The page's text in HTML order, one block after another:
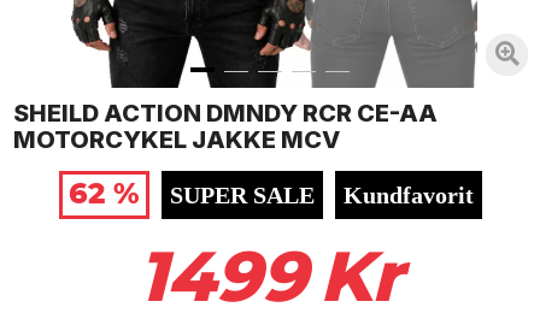
SHEILD ACTION DMNDY RCR CE-AA
MOTORCYKEL JAKKE MCV
62 %
SUPER SALE Kundfavorit
1499 Kr